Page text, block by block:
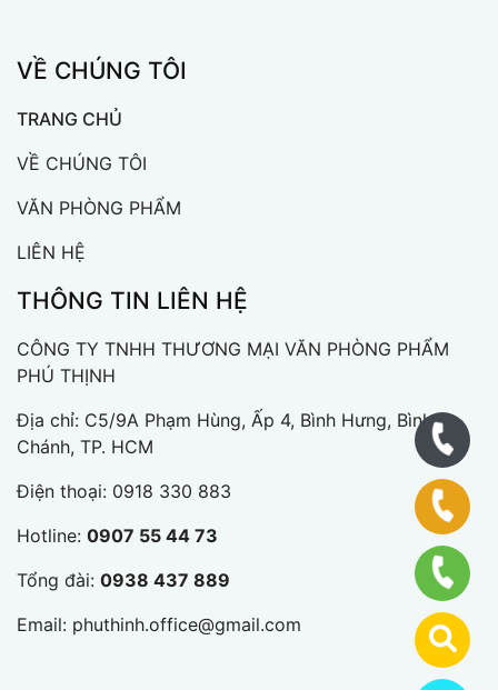
VỀ CHÚNG TÔI
TRANG CHỦ
VỀ CHÚNG TÔI
VĂN PHÒNG PHẨM
LIÊN HỆ
THÔNG TIN LIÊN HỆ
CÔNG TY TNHH THƯƠNG MẠI VĂN PHÒNG PHẨM
PHÚ THỊNH
Địa chỉ: C5/9A Phạm Hùng, Ấp 4, Bình Hưng, Bình
Chánh, TP. HCM
Điện thoại: 0918 330 883
Hotline: 0907 55 44 73
Tổng đài: 0938 437 889
Email: phuthinh.office@gmail.com